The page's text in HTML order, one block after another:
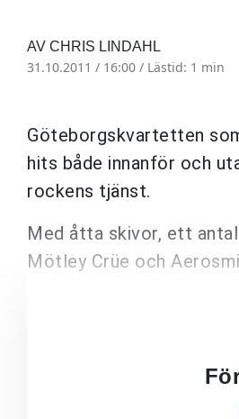
AV CHRIS LINDAHL
31.10.2011 / 16:00 / Lästid: 1 min
Göteborgskvartetten
hits både innanför och
rockens tjänst.
Med åtta skivor, ett
Mötley Crüe och